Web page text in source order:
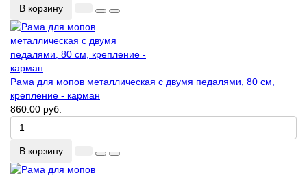
В корзину
Рама для мопов металлическая с двумя педалями, 80 см,
крепление - карман
860.00 руб.
В корзину